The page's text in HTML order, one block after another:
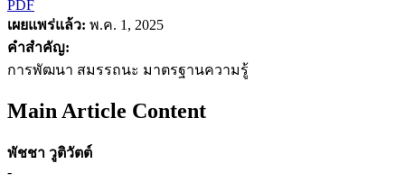
PDF
เผยแพร่แล้ว: พ.ค. 1, 2025
คำสำคัญ:
การพัฒนา สมรรถนะ มาตรฐานความรู้
Main Article Content
พัชชา วูติวัตต์
-